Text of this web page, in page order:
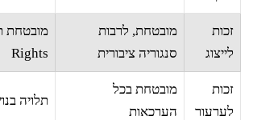
זכות
לייצוג
מובטחת, לרבות
סנגוריה ציבורית
Rights
זכות
לערעור
מובטחת בכל
הערכאות
תלויה